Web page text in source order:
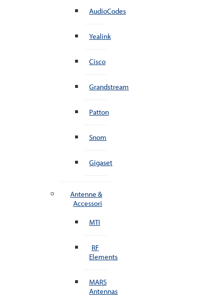
AudioCodes
Yealink
Cisco
Grandstream
Patton
Snom
Gigaset
Antenne &
Accessori
MTI
RF
Elements
MARS
Antennas